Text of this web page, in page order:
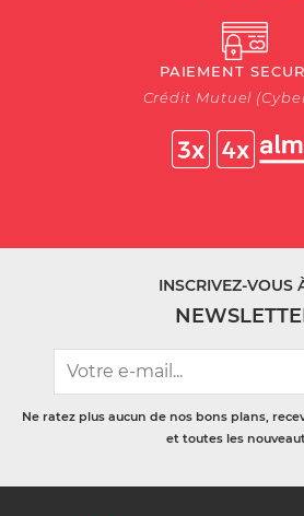
PAIEMENT
Crédit Mutuel
INSCRIVEZ-VOUS
Ne ratez plus aucun de nos bons plans,
et toutes les